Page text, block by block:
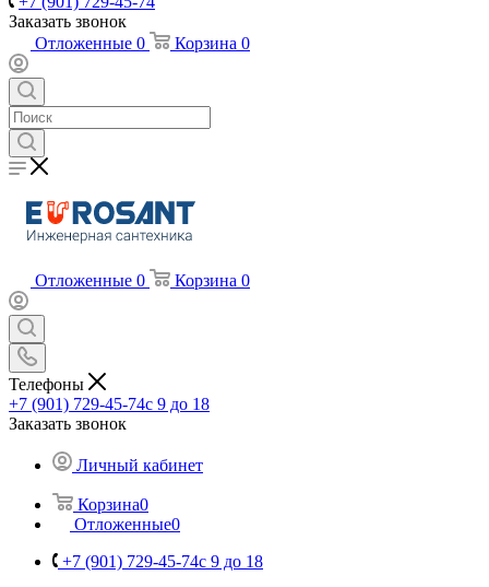
Заказать звонок
Отложенные 0 Корзина 0
Отложенные 0 Корзина 0
Телефоны
+7 (901) 729-45-74c 9 до 18
Заказать звонок
Личный кабинет
Корзина0
Отложенные0
+7 (901) 729-45-74c 9 до 18